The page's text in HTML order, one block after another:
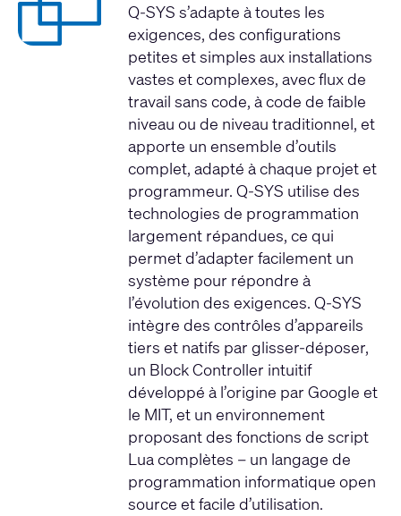
Q-SYS s’adapte à toutes les
exigences, des configurations
petites et simples aux installations
vastes et complexes, avec flux de
travail sans code, à code de faible
niveau ou de niveau traditionnel, et
apporte un ensemble d’outils
complet, adapté à chaque projet et
programmeur. Q-SYS utilise des
technologies de programmation
largement répandues, ce qui
permet d’adapter facilement un
système pour répondre à
l’évolution des exigences. Q-SYS
intègre des contrôles d’appareils
tiers et natifs par glisser-déposer,
un Block Controller intuitif
développé à l’origine par Google et
le MIT, et un environnement
proposant des fonctions de script
Lua complètes – un langage de
programmation informatique open
source et facile d’utilisation.